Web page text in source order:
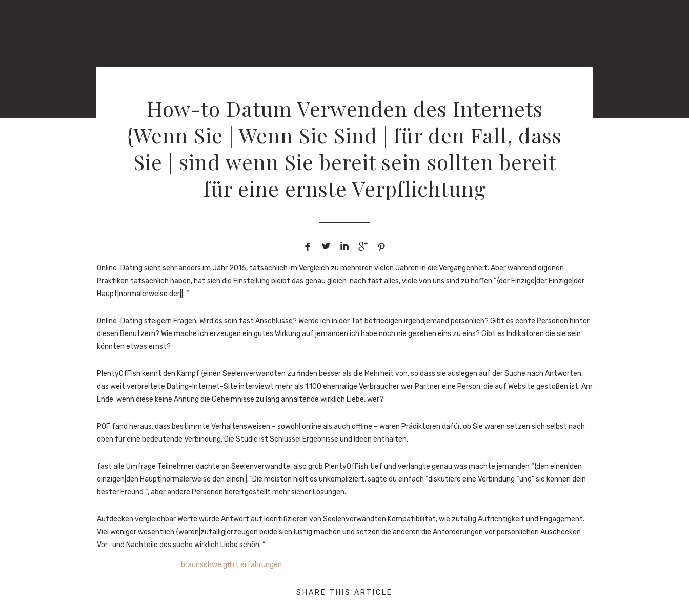
How-to Datum Verwenden des Internets
{Wenn Sie | Wenn Sie Sind | für den Fall, dass
Sie | sind wenn Sie bereit sein sollten bereit
für eine ernste Verpflichtung
    
Online-Dating sieht sehr anders im Jahr 2016, tatsächlich im Vergleich zu mehreren vielen Jahren in die Vergangenheit. Aber während eigenen
Praktiken tatsächlich haben, hat sich die Einstellung bleibt das genau gleich: nach fast alles, viele von uns sind zu hoffen “{der Einzige|der Einzige|der
Haupt|normalerweise der||. “
Online-Dating steigern Fragen. Wird es sein fast Anschlüsse? Werde ich in der Tat befriedigen irgendjemand persönlich? Gibt es echte Personen hinter
diesen Benutzern? Wie mache ich erzeugen ein gutes Wirkung auf jemanden ich habe noch nie gesehen eins zu eins? Gibt es Indikatoren die sie sein
könnten etwas ernst?
PlentyOfFish kennt den Kampf {einen Seelenverwandten zu finden besser als die Mehrheit von, so dass sie auslegen auf der Suche nach Antworten.
das weit verbreitete Dating-Internet-Site interviewt mehr als 1.100 ehemalige Verbraucher wer Partner eine Person, die auf Website gestoßen ist. Am
Ende, wenn diese keine Ahnung die Geheimnisse zu lang anhaltende wirklich Liebe, wer?
POF fand heraus, dass bestimmte Verhaltensweisen – sowohl online als auch offline – waren Prädiktoren dafür, ob Sie waren setzen sich selbst nach
oben für eine bedeutende Verbindung. Die Studie ist Schlüssel Ergebnisse und Ideen enthalten:
fast alle Umfrage Teilnehmer dachte an Seelenverwandte, also grub PlentyOfFish tief und verlangte genau was machte jemanden “{den einen|den
einzigen|den Haupt|normalerweise den einen |.” Die meisten hielt es unkompliziert, sagte du einfach “diskutiere eine Verbindung “und” sie können dein
bester Freund “, aber andere Personen bereitgestellt mehr sicher Lösungen.
Aufdecken vergleichbar Werte wurde Antwort auf Identifizieren von Seelenverwandten Kompatibilität, wie zufällig Aufrichtigkeit und Engagement.
Viel weniger wesentlich {waren|zufällig|erzeugen beide sich lustig machen und setzen die anderen die Anforderungen vor persönlichen Auschecken
Vor- und Nachteile des suche wirklich Liebe schön. “
braunschweigflirt erfahrungen
SHARE THIS ARTICLE